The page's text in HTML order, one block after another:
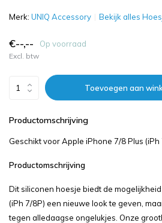
Merk: UNIQ Accessory Bekijk alles
€--,-- Op voorraad
Excl. btw
Toevoegen aan
Productomschrijving
Geschikt voor Apple iPhone 7/8 Plus (iPh
Productomschrijving
Dit siliconen hoesje biedt de
(iPh 7/8P) een nieuwe look te geven,
tegen alledaagse ongelukjes. Onze